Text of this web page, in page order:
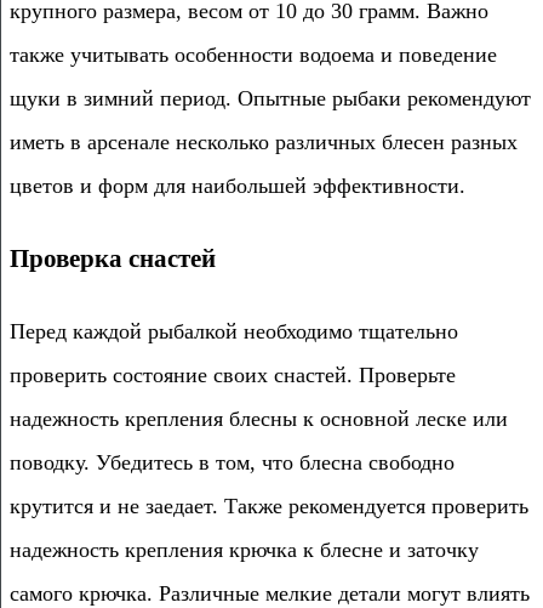
крупного размера, весом от 10 до 30 грамм. Важно
также учитывать особенности водоема и поведение
щуки в зимний период. Опытные рыбаки рекомендуют
иметь в арсенале несколько различных блесен разных
цветов и форм для наибольшей эффективности.
Проверка снастей
Перед каждой рыбалкой необходимо тщательно
проверить состояние своих снастей. Проверьте
надежность крепления блесны к основной леске или
поводку. Убедитесь в том, что блесна свободно
крутится и не заедает. Также рекомендуется проверить
надежность крепления крючка к блесне и заточку
самого крючка. Различные мелкие детали могут влиять